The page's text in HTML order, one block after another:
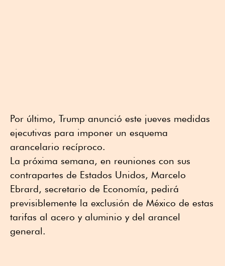
Por último, Trump anunció este jueves medidas
ejecutivas para imponer un esquema
arancelario recíproco.
La próxima semana, en reuniones con sus
contrapartes de Estados Unidos, Marcelo
Ebrard, secretario de Economía, pedirá
previsiblemente la exclusión de México de estas
tarifas al acero y aluminio y del arancel
general.